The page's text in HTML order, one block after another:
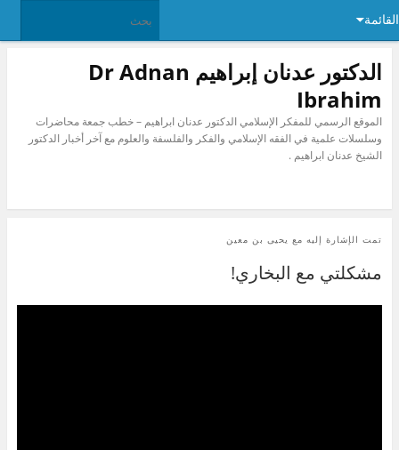
القائمة
الدكتور عدنان إبراهيم Dr Adnan
Ibrahim
الموقع الرسمي للمفكر الإسلامي الدكتور عدنان ابراهيم – خطب جمعة محاضرات
وسلسلات علمية في الفقه الإسلامي والفكر والفلسفة والعلوم مع آخر أخبار الدكتور
الشيخ عدنان ابراهيم .
تمت الإشارة إليه مع يحيى بن معين
مشكلتي مع البخاري!